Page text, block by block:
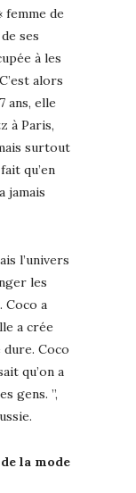
de
ses
à les
alors
ans, elle
à Paris,
surtout
qu’en
jamais
l’univers
les
Coco a
a crée
Coco
qu’on a
gens. ”,
la mode